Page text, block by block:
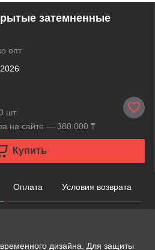
затемненные
опт
шт.
на сайте — 380 000 ₸
Купить
Оплата Условия возврата
дизайна. Для защиты